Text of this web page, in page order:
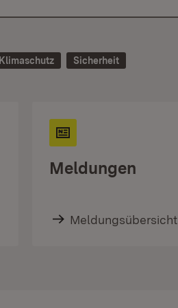
Klimaschutz Sicherheit
Meldungen
Meldungsübersicht